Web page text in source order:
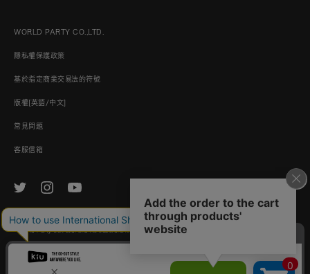
WORLD PARTY CO.,LTD.
隱私權保護政策
基於指定商業交易法的符號
版權[英語/中文]
常見問題
客服信箱
© World Party Co., Ltd. and its subsidiaries and affiliates. All Rights Reserved.